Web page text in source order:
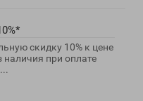
скидку 10% к цене
наличия при оплате